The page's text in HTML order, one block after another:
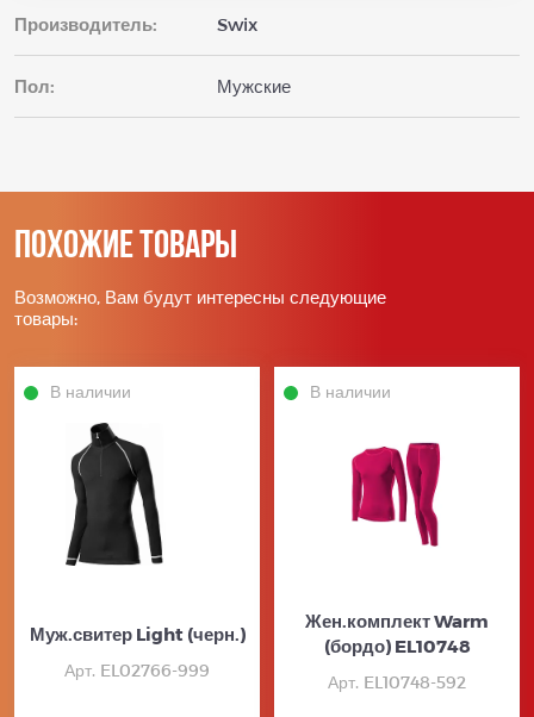
Производитель: Swix
Пол: Мужские
Похожие товары
Возможно, Вам будут интересны следующие
товары:
В наличии
Муж.свитер Light (черн.)
Арт. EL02766-999
В наличии
Жен.комплект Warm
(бордо) EL10748
Арт. EL10748-592